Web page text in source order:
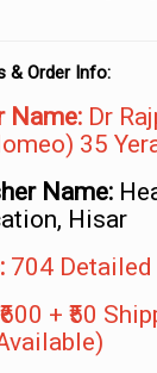
& Order Info:
Name: Dr
35
Name:
Hisar
704 Detailed
₹600 + ₹50